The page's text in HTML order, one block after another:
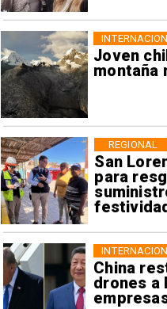
Joven
montaña
San
para
festividad
REGIONAL
China
drones a